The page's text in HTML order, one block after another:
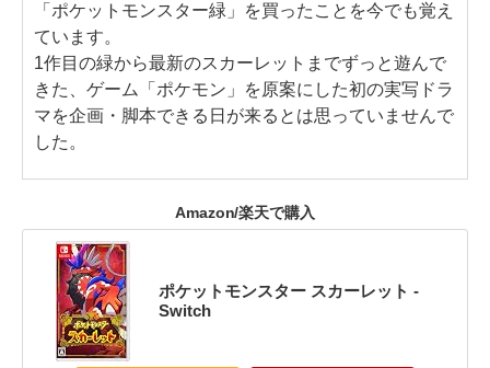
「ポケットモンスター緑」を買ったことを今でも覚え
ています。
1作目の緑から最新のスカーレットまでずっと遊んで
きた、ゲーム「ポケモン」を原案にした初の実写ドラ
マを企画・脚本できる日が来るとは思っていませんで
した。
Amazon/楽天で購入
ポケットモンスター スカーレット -
Switch